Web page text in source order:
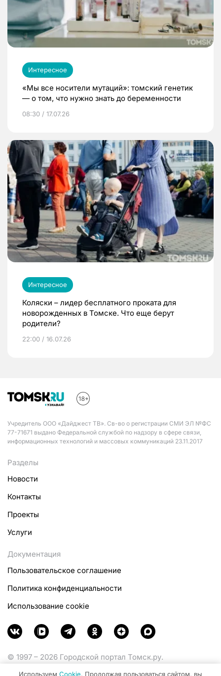
Интересное
«Мы все носители мутаций»: томский генетик
— о том, что нужно знать до беременности
08:30 / 17.07.26
Интересное
Коляски – лидер бесплатного проката для
новорожденных в Томске. Что еще берут
родители?
22:00 / 16.07.26
Учредитель ООО «Дайджест ТВ». Св-во о регистрации СМИ ЭЛ №ФС
77-71671 выдано Федеральной службой по надзору в сфере связи,
информационных технологий и массовых коммуникаций 23.11.2017
Разделы
Новости
Контакты
Проекты
Услуги
Документация
Пользовательское соглашение
Политика конфиденциальности
Использование cookie
© 1997 – 2026 Городской портал Томск.ру.
Используем Cookie. Продолжая пользоваться сайтом, вы